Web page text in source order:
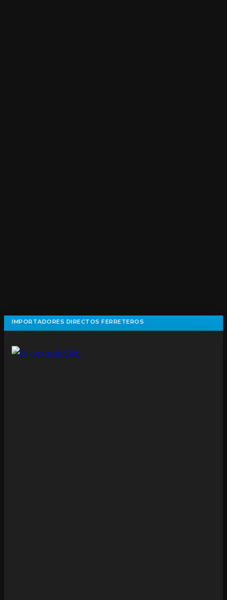
IMPORTADORES DIRECTOS FERRETEROS